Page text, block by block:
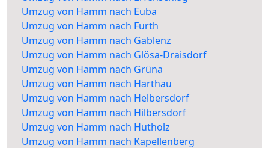
Umzug von Hamm nach Euba
Umzug von Hamm nach Furth
Umzug von Hamm nach Gablenz
Umzug von Hamm nach Glösa-Draisdorf
Umzug von Hamm nach Grüna
Umzug von Hamm nach Harthau
Umzug von Hamm nach Helbersdorf
Umzug von Hamm nach Hilbersdorf
Umzug von Hamm nach Hutholz
Umzug von Hamm nach Kapellenberg